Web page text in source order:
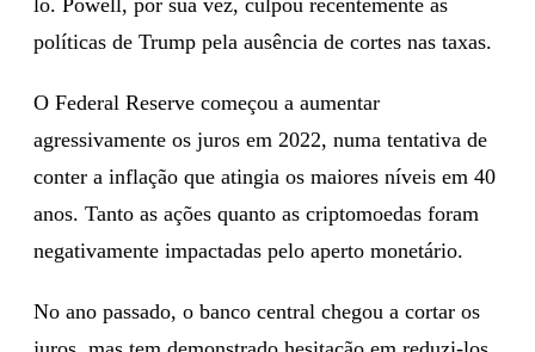
políticas de Trump pela ausência de cortes nas taxas.
O Federal Reserve começou a aumentar
agressivamente os juros em 2022, numa tentativa de
conter a inflação que atingia os maiores níveis em 40
anos. Tanto as ações quanto as criptomoedas foram
negativamente impactadas pelo aperto monetário.
No ano passado, o banco central chegou a cortar os